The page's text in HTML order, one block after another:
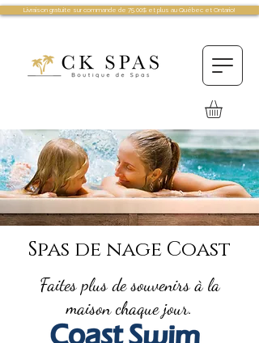
Livraison gratuite sur commande de 75.00$ et plus au Québec et Ontario!
Spas de nage Coast
Faites plus de souvenirs à la
maison chaque jour.